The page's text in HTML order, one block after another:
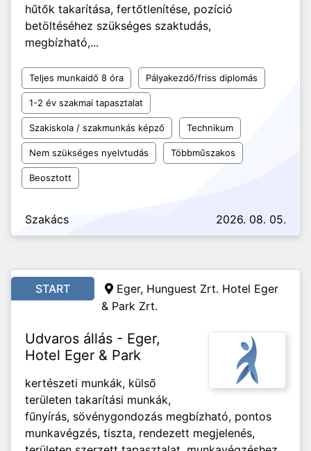
hűtők takarítása, fertőtlenítése, pozíció
betöltéséhez szükséges szaktudás,
megbízható,...
Teljes munkaidő 8 óra Pályakezdő/friss diplomás
1-2 év szakmai tapasztalat
Szakiskola / szakmunkás képző Technikum
Nem szükséges nyelvtudás Többműszakos
Beosztott
Szakács 2026. 08. 05.
START
Eger, Hunguest Zrt. Hotel Eger
& Park Zrt.
Udvaros állás - Eger,
Hotel Eger & Park
kertészeti munkák, külső
területen takarítási munkák,
fűnyírás, sövénygondozás megbízható, pontos
munkavégzés, tiszta, rendezett megjelenés,